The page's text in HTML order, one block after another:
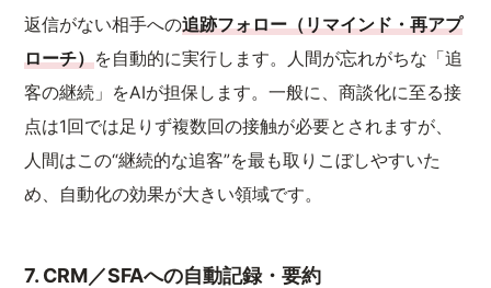
返信がない相手への追跡フォロー（リマインド・再アプ
ローチ）を自動的に実行します。人間が忘れがちな「追
客の継続」をAIが担保します。一般に、商談化に至る接
点は1回では足りず複数回の接触が必要とされますが、
人間はこの“継続的な追客”を最も取りこぼしやすいた
め、自動化の効果が大きい領域です。
7. CRM／SFAへの自動記録・要約